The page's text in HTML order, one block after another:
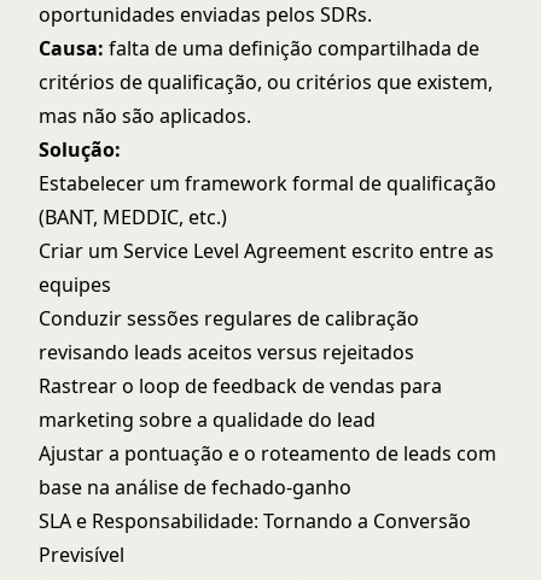
oportunidades enviadas pelos SDRs.
Causa: falta de uma definição compartilhada de
critérios de qualificação, ou critérios que existem,
mas não são aplicados.
Solução:
Estabelecer um framework formal de qualificação
(BANT, MEDDIC, etc.)
Criar um Service Level Agreement escrito entre as
equipes
Conduzir sessões regulares de calibração
revisando leads aceitos versus rejeitados
Rastrear o loop de feedback de vendas para
marketing sobre a qualidade do lead
Ajustar a pontuação e o roteamento de leads com
base na análise de fechado-ganho
SLA e Responsabilidade: Tornando a Conversão
Previsível